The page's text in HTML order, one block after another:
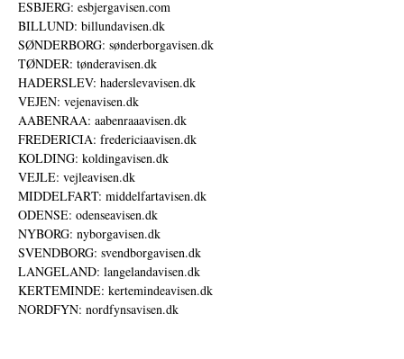
ESBJERG: esbjergavisen.com
BILLUND: billundavisen.dk
SØNDERBORG: sønderborgavisen.dk
TØNDER: tønderavisen.dk
HADERSLEV: haderslevavisen.dk
VEJEN: vejenavisen.dk
AABENRAA: aabenraaavisen.dk
FREDERICIA: fredericiaavisen.dk
KOLDING: koldingavisen.dk
VEJLE: vejleavisen.dk
MIDDELFART: middelfartavisen.dk
ODENSE: odenseavisen.dk
NYBORG: nyborgavisen.dk
SVENDBORG: svendborgavisen.dk
LANGELAND: langelandavisen.dk
KERTEMINDE: kertemindeavisen.dk
NORDFYN: nordfynsavisen.dk